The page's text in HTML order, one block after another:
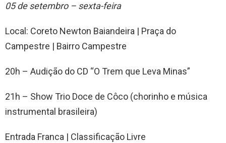
05 de setembro – sexta-feira
Local: Coreto Newton Baiandeira | Praça do
Campestre | Bairro Campestre
20h – Audição do CD “O Trem que Leva Minas”
21h – Show Trio Doce de Côco (chorinho e música
instrumental brasileira)
Entrada Franca | Classificação Livre